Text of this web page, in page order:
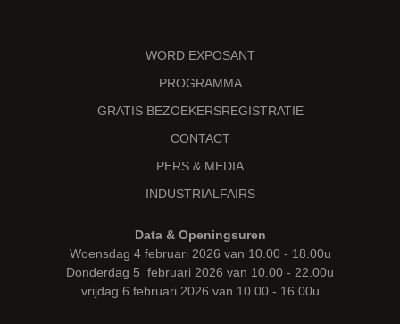
WORD EXPOSANT
PROGRAMMA
GRATIS BEZOEKERSREGISTRATIE
CONTACT
PERS & MEDIA
INDUSTRIALFAIRS
Data & Openingsuren
Woensdag 4 februari 2026 van 10.00 - 18.00u
Donderdag 5 februari 2026 van 10.00 - 22.00u
vrijdag 6 februari 2026 van 10.00 - 16.00u